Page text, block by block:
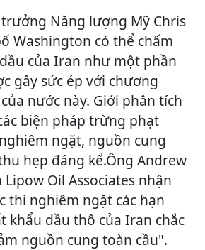
trưởng Năng lượng Mỹ Chris
Washington có thể chấm
của Iran như một phần
gây sức ép với chương
nước này. Giới phân tích
biện pháp trừng phạt
ngặt, nguồn cung
hẹp đáng kể.Ông Andrew
Lipow Oil Associates nhận
thi nghiêm ngặt các hạn
khẩu dầu thô của Iran chắc
nguồn cung toàn cầu".